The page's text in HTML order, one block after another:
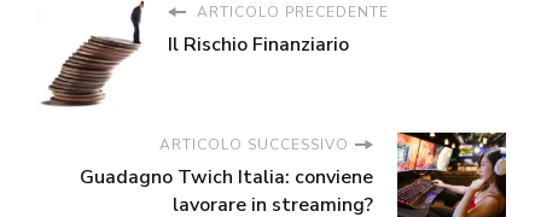
ARTICOLO PRECEDENTE
Il Rischio Finanziario
ARTICOLO SUCCESSIVO
Guadagno Twich Italia: conviene
lavorare in streaming?